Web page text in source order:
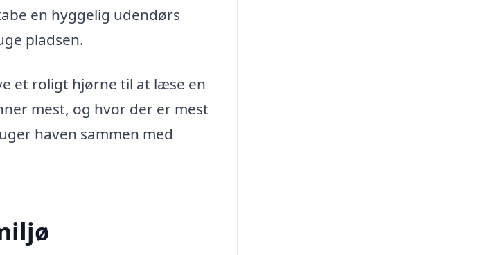
en hyggelig udendørs
pladsen.
et roligt hjørne til at læse en
mest, og hvor der er mest
haven sammen med